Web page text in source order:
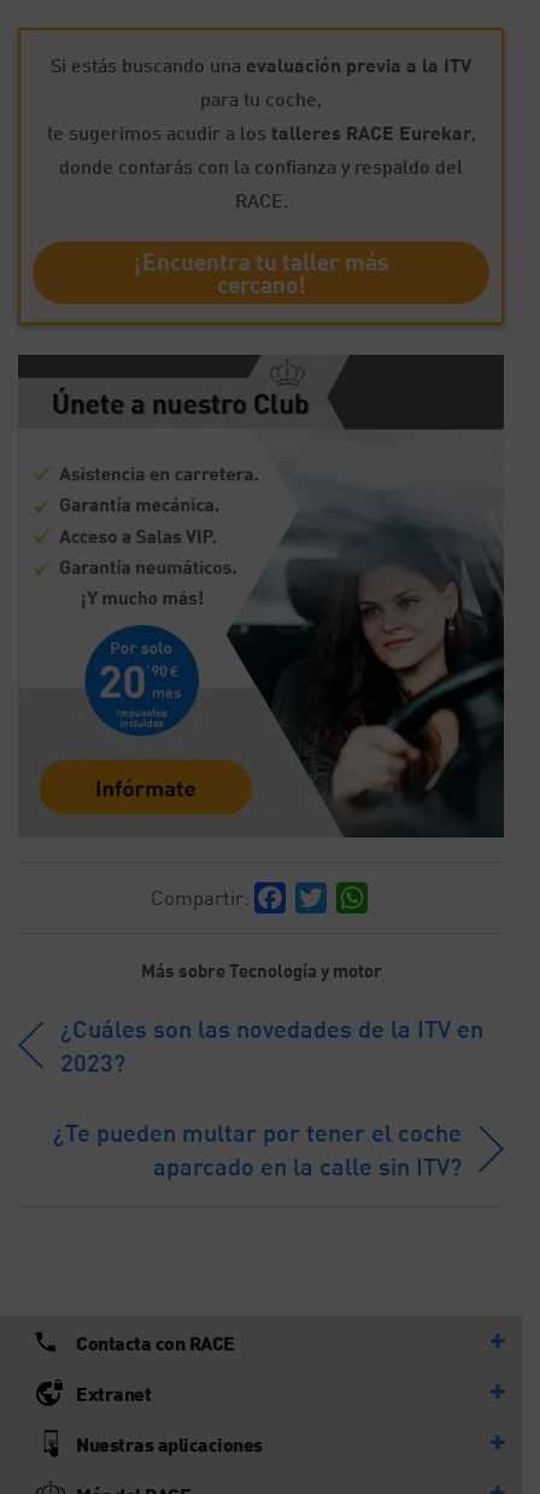
Si estás buscando una evaluación previa a la ITV
para tu coche,
te sugerimos acudir a los talleres RACE Eurekar,
donde contarás con la confianza y respaldo del
RACE.
¡Encuentra tu taller más
cercano!
Compartir: Facebook
Twitter
Más sobre Tecnología y motor
¿Cuáles son las novedades de la ITV en
2023?
¿Te pueden multar por tener el coche
aparcado en la calle sin ITV?
Contacta con RACE
Extranet
Nuestras aplicaciones